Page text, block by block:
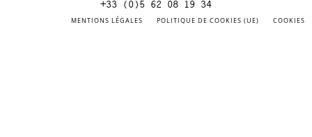
+33 (0)5 62 08 19 34
MENTIONS LÉGALES POLITIQUE DE COOKIES (UE) COOKIES